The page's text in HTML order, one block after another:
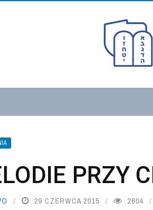
PRZY
29 CZERWCA 2015 2604